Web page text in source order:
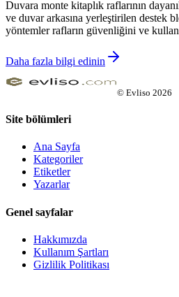
Duvara monte kitaplık raflarının
ve duvar arkasına yerleştirilen destek
yöntemler rafların güvenliğini ve
Daha fazla bilgi edinin
© Evliso 2026
Site bölümleri
Ana Sayfa
Kategoriler
Etiketler
Yazarlar
Genel sayfalar
Hakkımızda
Kullanım Şartları
Gizlilik Politikası